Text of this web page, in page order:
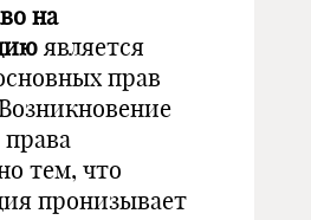
на
является
прав
права
тем, что
пронизывает